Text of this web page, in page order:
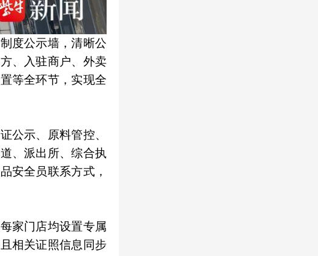
度公示墙，清晰公
、入驻商户、外卖
等全环节，实现全
公示、原料管控、
、派出所、综合执
安全员联系方式，
家门店均设置专属
相关证照信息同步